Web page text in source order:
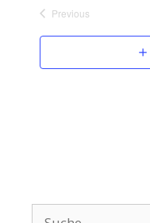
Previous